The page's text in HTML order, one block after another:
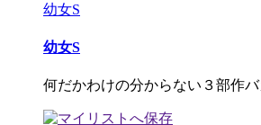
幼女S
幼女S
何だかわけの分からない３部作バ